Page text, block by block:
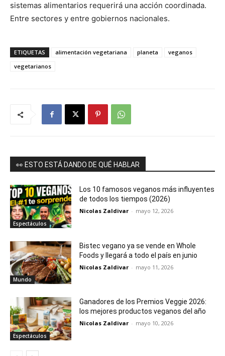
sistemas alimentarios requerirá una acción coordinada.
Entre sectores y entre gobiernos nacionales.
ETIQUETAS alimentación vegetariana planeta
veganos
vegetarianos
👀 ESTO ESTÁ DANDO DE QUÉ HABLAR
Espectáculos
Los 10 famosos veganos más influyentes
de todos los tiempos (2026)
Nicolas Zaldivar - mayo 12, 2026
Mundo
Bistec vegano ya se vende en Whole
Foods y llegará a todo el país en junio
Nicolas Zaldivar - mayo 11, 2026
Espectáculos
Ganadores de los Premios Veggie 2026:
los mejores productos veganos del año
Nicolas Zaldivar - mayo 10, 2026